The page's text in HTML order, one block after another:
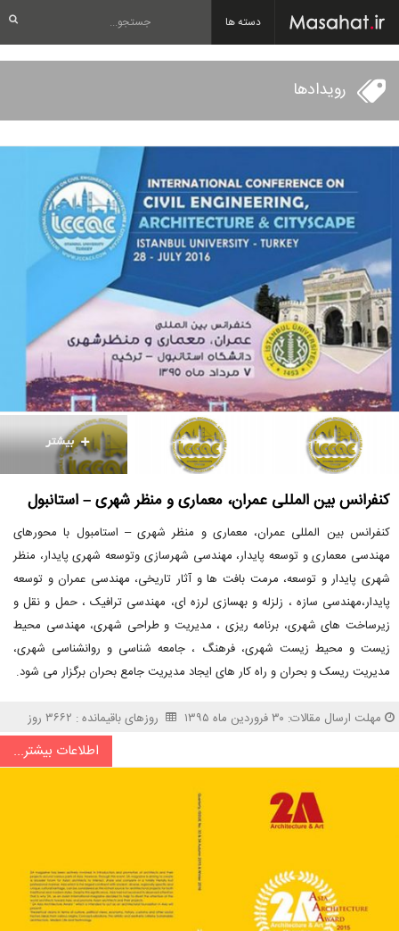
دسته ها
رویدادها
کنفرانس بین المللی عمران، معماری و منظر شهری – استانبول
کنفرانس بین المللی عمران، معماری و منظر شهری – استامبول با محورهای
مهندسی معماری و توسعه پایدار، مهندسی شهرسازی وتوسعه شهری پایدار، منظر
شهری پایدار و توسعه، مرمت بافت ها و آثار تاریخی، مهندسی عمران و توسعه
پایدار،مهندسی سازه ، زلزله و بهسازی لرزه ای، مهندسی ترافیک ، حمل و نقل و
زیرساخت های شهری، برنامه ریزی ، مدیریت و طراحی شهری، مهندسی محیط
زیست و محیط زیست شهری، فرهنگ ، جامعه شناسی و روانشناسی شهری،
مدیریت ریسک و بحران و راه کار های ایجاد مدیریت جامع بحران برگزار می شود.
مهلت ارسال مقالات: ۳۰ فروردین ماه ۱۳۹۵ روزهای باقیمانده : ۳۶۶۲ روز
اطلاعات بیشتر...